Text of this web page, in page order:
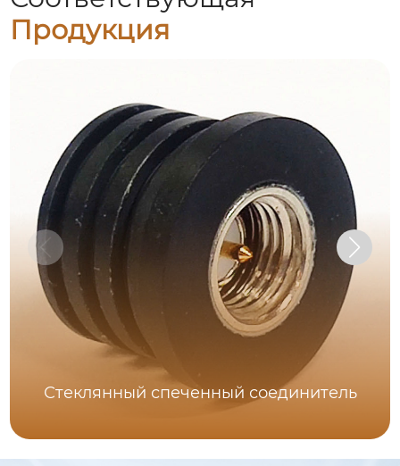
Продукция
Стеклянный спеченный соединитель